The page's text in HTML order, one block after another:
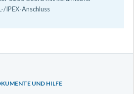
IPEX-Anschluss
UND HILFE